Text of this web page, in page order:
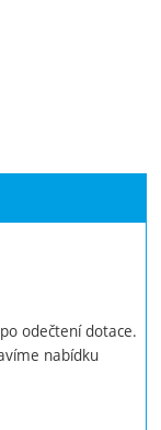
po odečtení dotace.
nabídku